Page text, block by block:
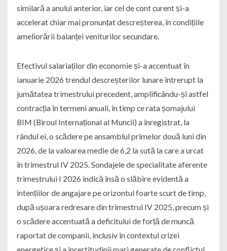
similară a anului anterior, iar cel de cont curent și-a
accelerat chiar mai pronunțat descreșterea, în condițiile
ameliorării balanței veniturilor secundare.
Efectivul salariaților din economie și-a accentuat în
ianuarie 2026 trendul descreșterilor lunare întrerupt la
jumătatea trimestrului precedent, amplificându-și astfel
contracția în termeni anuali, în timp ce rata șomajului
BIM (Biroul Internațional al Muncii) a înregistrat, la
rândul ei, o scădere pe ansamblul primelor două luni din
2026, de la valoarea medie de 6,2 la sută la care a urcat
în trimestrul IV 2025. Sondajele de specialitate aferente
trimestrului I 2026 indică însă o slăbire evidentă a
intențiilor de angajare pe orizontul foarte scurt de timp,
după ușoara redresare din trimestrul IV 2025, precum și
o scădere accentuată a deficitului de forță de muncă
raportat de companii, inclusiv în contextul crizei